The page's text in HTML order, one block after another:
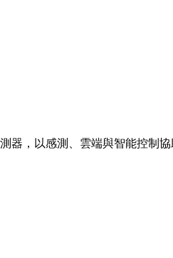
，以感測、雲端與智能控制協